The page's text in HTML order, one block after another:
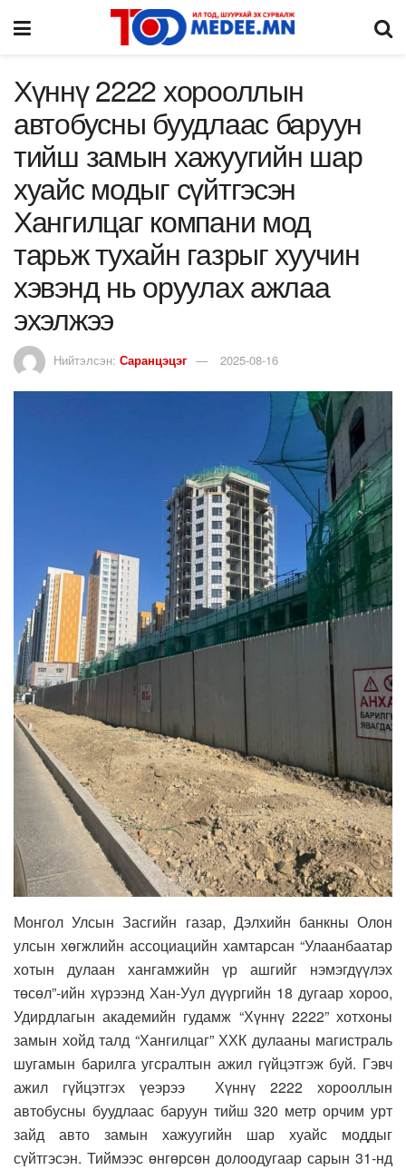
Хүннү 2222 хорооллын
автобусны буудлаас баруун
тийш замын хажуугийн шар
хуайс модыг сүйтгэсэн
Хангилцаг компани мод
тарьж тухайн газрыг хуучин
хэвэнд нь оруулах ажлаа
эхэлжээ
Нийтэлсэн: Саранцэцэг 2025-08-16
Монгол Улсын Засгийн газар, Дэлхийн банкны Олон
улсын хөгжлийн ассоциацийн хамтарсан “Улаанбаатар
хотын дулаан хангамжийн үр ашгийг нэмэгдүүлэх
төсөл”-ийн хүрээнд Хан-Уул дүүргийн 18 дугаар хороо,
Удирдлагын академийн гудамж “Хүннү 2222” хотхоны
замын хойд талд “Хангилцаг” ХХК дулааны магистраль
шугамын барилга угсралтын ажил гүйцэтгэж буй. Гэвч
ажил гүйцэтгэх үеэрээ Хүннү 2222 хорооллын
автобусны буудлаас баруун тийш 320 метр орчим урт
зайд авто замын хажуугийн шар хуайс моддыг
сүйтгэсэн. Тиймээс өнгөрсөн долоодугаар сарын 31-нд